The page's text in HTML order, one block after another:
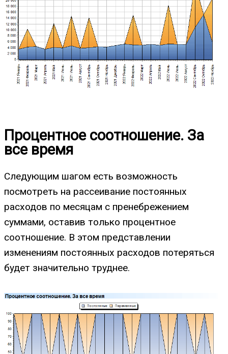
Процентное соотношение. За
все время
Следующим шагом есть возможность
посмотреть на рассеивание постоянных
расходов по месяцам с пренебрежением
суммами, оставив только процентное
соотношение. В этом представлении
изменениям постоянных расходов потеряться
будет значительно труднее.